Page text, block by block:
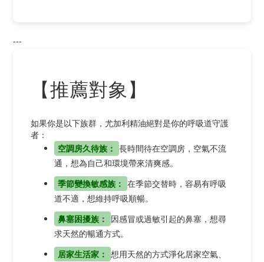
---
【推薦對象】
如果你是以下族群，尤加利精油絕對是你的呼吸道守護
者：
空調房久待族： 長時間待在空調房，空氣不流
通，想為自己和環境帶來清爽感。
季節變換敏感族： 在季節交替時，容易有呼吸
道不適，想維持呼吸順暢。
鼻塞困擾族：
因感冒或過敏引起的鼻塞，想尋
求天然的暢通方式。
居家生活家： 想用天然的方式淨化居家空氣、